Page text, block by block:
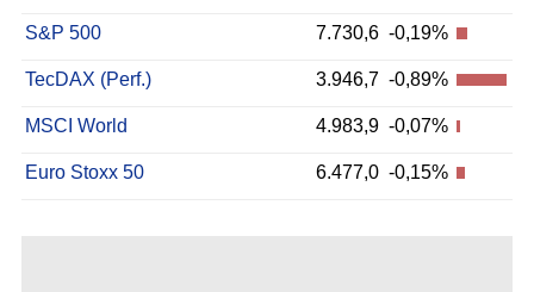
S&P 500 7.730,6 -0,19%
TecDAX (Perf.) 3.946,7 -0,89%
MSCI World 4.983,9 -0,07%
Euro Stoxx 50 6.477,0 -0,15%